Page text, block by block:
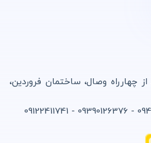
از چهارراه وصال، ساختمان فروردین،